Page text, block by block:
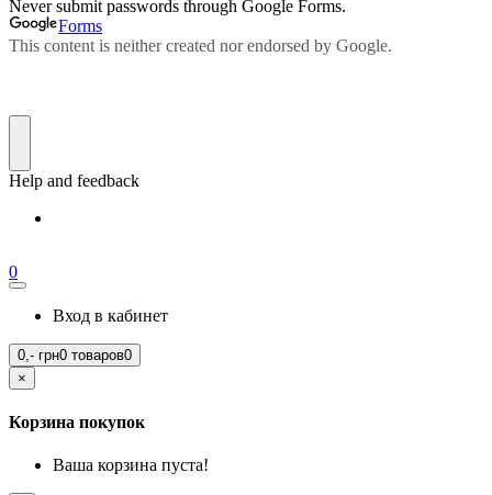
0
Вход в кабинет
0,- грн0 товаров0
×
Корзина покупок
Ваша корзина пуста!